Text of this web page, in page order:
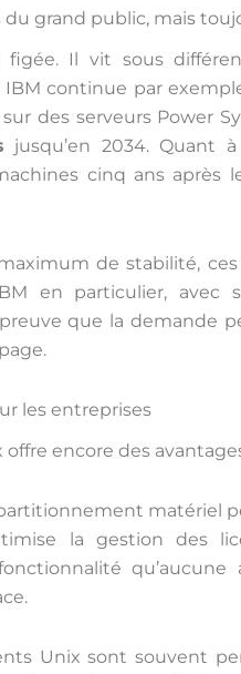
du grand public, mais
Il vit sous
continue par
des serveurs Power
jusqu’en 2034. Quant à
cinq ans après
de stabilité,
en particulier, avec
que la demande
les entreprises
encore des
matériel
la gestion des
qu’aucune
Unix sont souvent